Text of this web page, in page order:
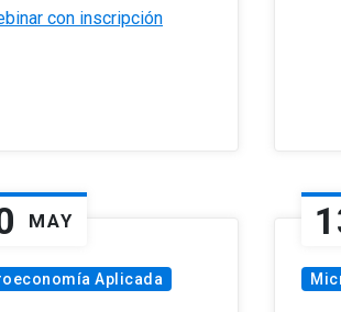
con inscripción
MAY
Aplicada